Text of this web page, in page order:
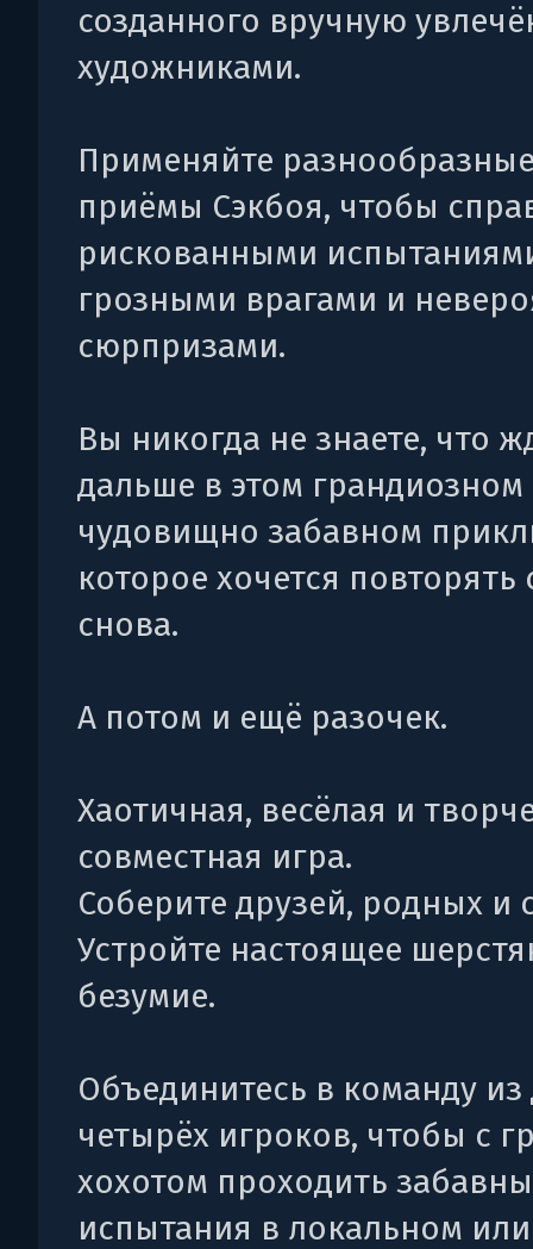
созданного вручную
художниками.
Применяйте
приёмы Сэкбоя, чтобы
рискованными
грозными врагами и
сюрпризами.
Вы никогда не знаете, что
дальше в этом грандиозном
чудовищно забавном
которое хочется повторять
снова.
А потом и ещё разочек.
Хаотичная, весёлая и
совместная игра.
Соберите друзей, родных и
Устройте настоящее
безумие.
Объединитесь в команду из
четырёх игроков, чтобы с
хохотом проходить
испытания в локальном